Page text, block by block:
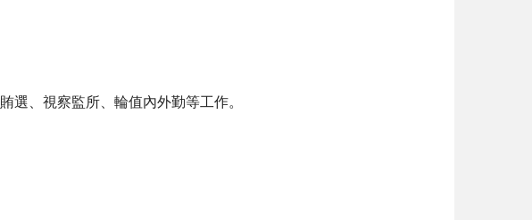
、視察監所、輪值內外勤等工作。